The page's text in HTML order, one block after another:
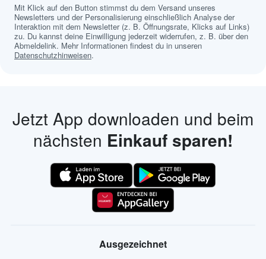
Mit Klick auf den Button stimmst du dem Versand unseres
Newsletters und der Personalisierung einschließlich Analyse der
Interaktion mit dem Newsletter (z. B. Öffnungsrate, Klicks auf Links)
zu. Du kannst deine Einwilligung jederzeit widerrufen, z. B. über den
Abmeldelink. Mehr Informationen findest du in unseren
Datenschutzhinweisen.
Jetzt App downloaden und beim
nächsten Einkauf sparen!
Ausgezeichnet